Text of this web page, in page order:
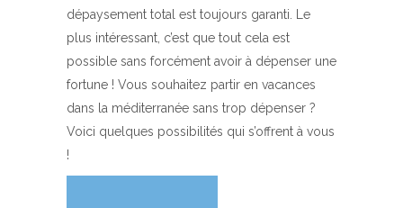
dépaysement total est toujours garanti. Le
plus intéressant, c’est que tout cela est
possible sans forcément avoir à dépenser une
fortune ! Vous souhaitez partir en vacances
dans la méditerranée sans trop dépenser ?
Voici quelques possibilités qui s’offrent à vous
!